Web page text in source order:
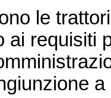
le
ai requisiti